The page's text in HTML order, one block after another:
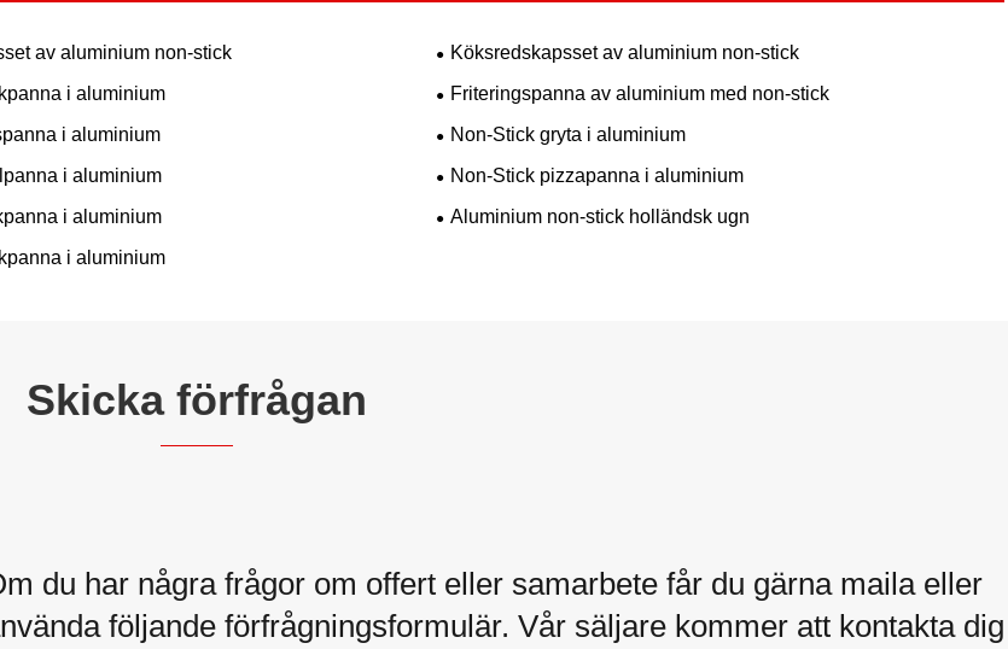
av aluminium non-stick
Köksredskapsset av aluminium non-stick
i aluminium
Friteringspanna av aluminium med non-stick
i aluminium
Non-Stick gryta i aluminium
i aluminium
Non-Stick pizzapanna i aluminium
i aluminium
Aluminium non-stick holländsk ugn
i aluminium
Skicka förfrågan
du har några frågor om offert eller samarbete får du gärna maila eller
följande förfrågningsformulär. Vår säljare kommer att kontakta dig